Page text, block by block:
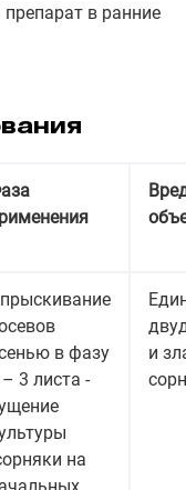
в ранние
в фазу
3 листа -
на
и